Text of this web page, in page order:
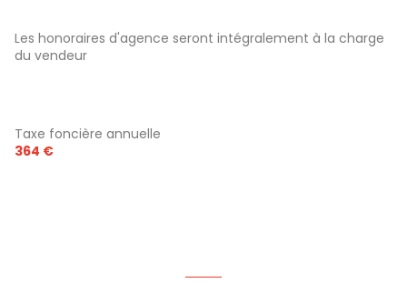
chambre
11.14 m²
chambre
Les honoraires d'agence seront intégralement à la charge
du vendeur
Taxe foncière annuelle
364 €